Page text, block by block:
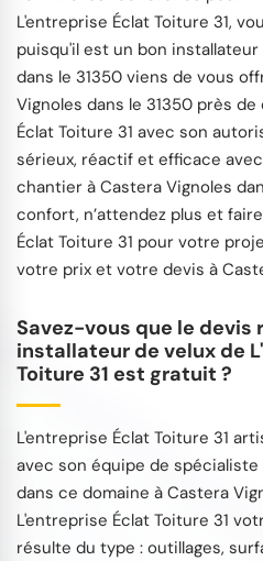
L'entreprise Éclat Toiture 31,
puisqu'il est un bon
dans le 31350 viens de vous
Vignoles dans le 31350 près
Éclat Toiture 31 avec son
sérieux, réactif et efficace
chantier à Castera Vignoles
confort, n’attendez plus et
Éclat Toiture 31 pour votre
votre prix et votre devis à
Savez-vous que le
installateur de velux de
Toiture 31 est gratuit ?
L'entreprise Éclat Toiture 31
avec son équipe de
dans ce domaine à Castera
L'entreprise Éclat Toiture 31
résulte du type : outillages,